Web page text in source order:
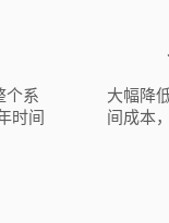
个系
时间
大幅降
间成本